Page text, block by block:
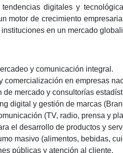
digitales y
motor de crecimiento
en un mercado
y comunicación integral.
comercialización en empresas
de mercado y consultorías
digital y gestión de marcas
(TV, radio, prensa y
el desarrollo de productos y
masivo (alimentos, bebidas,
públicas y atención al cliente.